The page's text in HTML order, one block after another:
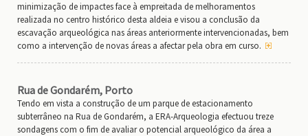
minimização de impactes face à empreitada de melhoramentos
realizada no centro histórico desta aldeia e visou a conclusão da
escavação arqueológica nas áreas anteriormente intervencionadas, bem
como a intervenção de novas áreas a afectar pela obra em curso.
Rua de Gondarém, Porto
Tendo em vista a construção de um parque de estacionamento
subterrâneo na Rua de Gondarém, a ERA-Arqueologia efectuou treze
sondagens com o fim de avaliar o potencial arqueológico da área a